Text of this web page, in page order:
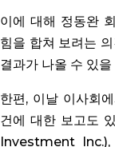
이에 대해 정동완
힘을 합쳐 보려는
결과가 나올 수 있
한편, 이날 이사회
건에 대한 보고도
Investment